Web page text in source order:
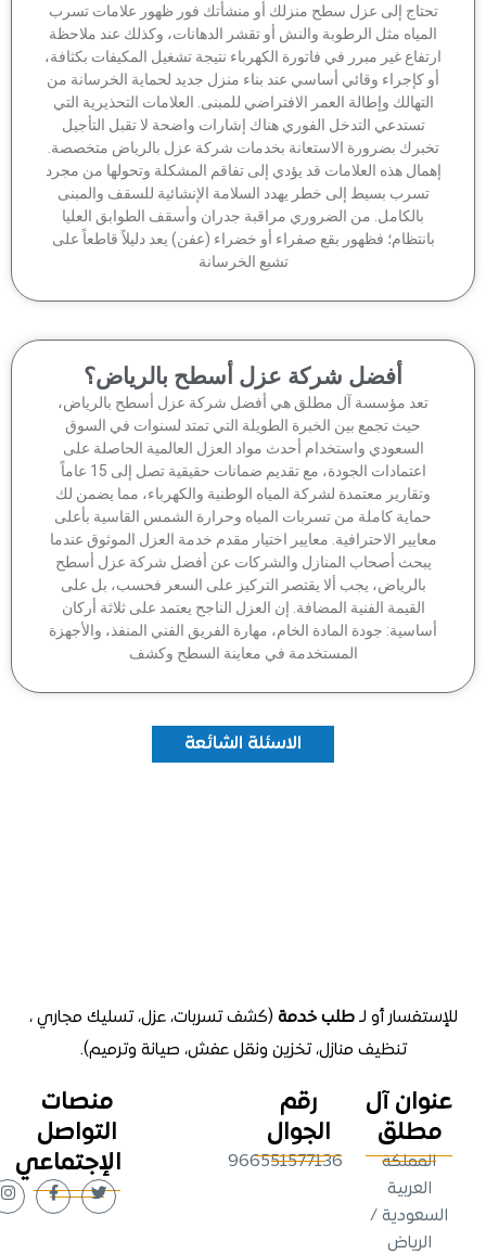
إلى عزل سطح منزلك أو منشأتك فور ظهور علامات تسرب
مثل الرطوبة والنش أو تقشر الدهانات، وكذلك عند ملاحظة
غير مبرر في فاتورة الكهرباء نتيجة تشغيل المكيفات بكثافة،
كإجراء وقائي أساسي عند بناء منزل جديد لحماية الخرسانة من
وإطالة العمر الافتراضي للمبنى. العلامات التحذيرية التي
تستدعي التدخل الفوري هناك إشارات واضحة لا تقبل التأجيل
بضرورة الاستعانة بخدمات شركة عزل بالرياض متخصصة.
هذه العلامات قد يؤدي إلى تفاقم المشكلة وتحولها من مجرد
تسرب بسيط إلى خطر يهدد السلامة الإنشائية للسقف والمبنى
بالكامل. من الضروري مراقبة جدران وأسقف الطوابق العليا
فظهور بقع صفراء أو خضراء (عفن) يعد دليلاً قاطعاً على
تشبع الخرسانة
أفضل شركة عزل أسطح بالرياض؟
تعد مؤسسة آل مطلق هي أفضل شركة عزل أسطح بالرياض،
حيث تجمع بين الخبرة الطويلة التي تمتد لسنوات في السوق
السعودي واستخدام أحدث مواد العزل العالمية الحاصلة على
اعتمادات الجودة، مع تقديم ضمانات حقيقية تصل إلى 15 عاماً
وتقارير معتمدة لشركة المياه الوطنية والكهرباء، مما يضمن لك
حماية كاملة من تسربات المياه وحرارة الشمس القاسية بأعلى
الاحترافية. معايير اختيار مقدم خدمة العزل الموثوق عندما
يبحث أصحاب المنازل والشركات عن أفضل شركة عزل أسطح
بالرياض، يجب ألا يقتصر التركيز على السعر فحسب، بل على
القيمة الفنية المضافة. إن العزل الناجح يعتمد على ثلاثة أركان
جودة المادة الخام، مهارة الفريق الفني المنفذ، والأجهزة
المستخدمة في معاينة السطح وكشف
الاسئلة الشائعة
أو لـطلب خدمة(كشف تسربات، عزل، تسليك مجاري ،
تنظيف منازل، تخزين ونقل عفش، صيانة وترميم).
آل
/
رقم
الجوال
966551577136
منصات
التواصل
الإجتماعي